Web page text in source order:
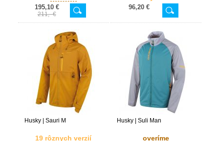
195,10 €
211,- €
96,20 €
Husky | Sauri M
19 rôznych verzií
Husky | Suli Man
overíme